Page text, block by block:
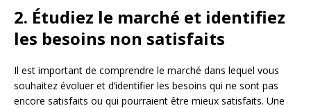
2. Étudiez le marché et identifiez
les besoins non satisfaits
Il est important de comprendre le marché dans lequel vous
souhaitez évoluer et d’identifier les besoins qui ne sont pas
encore satisfaits ou qui pourraient être mieux satisfaits. Une